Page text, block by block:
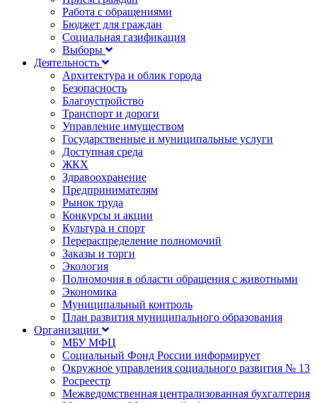
Работа с обращениями
Бюджет для граждан
Социальная газификация
Выборы
Деятельность
Архитектура и облик города
Безопасность
Благоустройство
Транспорт и дороги
Управление имуществом
Государственные и муниципальные услуги
Доступная среда
ЖКХ
Здравоохранение
Предпринимателям
Рынок труда
Конкурсы и акции
Культура и спорт
Перераспределение полномочий
Заказы и торги
Экология
Полномочия в области обращения с животными
Экономика
Муниципальный контроль
План развития муниципального образования
Организации
МБУ МФЦ
Социальный Фонд России информирует
Окружное управления социального развития № 13
Росреестр
Межведомственная централизованная бухгалтерия